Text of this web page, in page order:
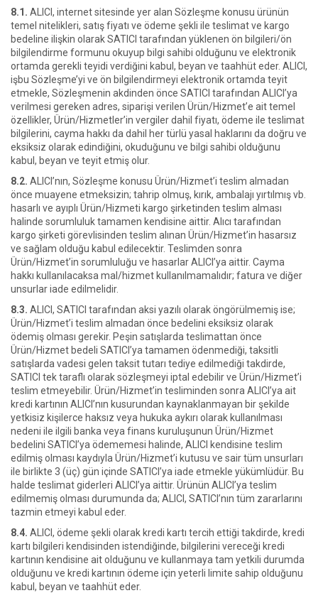
8.1. ALICI, internet sitesinde yer alan Sözleşme konusu ürünün
temel nitelikleri, satış fiyatı ve ödeme şekli ile teslimat ve kargo
bedeline ilişkin olarak SATICI tarafından yüklenen ön bilgileri/ön
bilgilendirme formunu okuyup bilgi sahibi olduğunu ve elektronik
ortamda gerekli teyidi verdiğini kabul, beyan ve taahhüt eder. ALICI,
işbu Sözleşme’yi ve ön bilgilendirmeyi elektronik ortamda teyit
etmekle, Sözleşmenin akdinden önce SATICI tarafından ALICI’ya
verilmesi gereken adres, siparişi verilen Ürün/Hizmet’e ait temel
özellikler, Ürün/Hizmetler’in vergiler dahil fiyatı, ödeme ile teslimat
bilgilerini, cayma hakkı da dahil her türlü yasal haklarını da doğru ve
eksiksiz olarak edindiğini, okuduğunu ve bilgi sahibi olduğunu
kabul, beyan ve teyit etmiş olur.
8.2. ALICI’nın, Sözleşme konusu Ürün/Hizmet’i teslim almadan
önce muayene etmeksizin; tahrip olmuş, kırık, ambalajı yırtılmış vb.
hasarlı ve ayıplı Ürün/Hizmeti kargo şirketinden teslim alması
halinde sorumluluk tamamen kendisine aittir. Alıcı tarafından
kargo şirketi görevlisinden teslim alınan Ürün/Hizmet’in hasarsız
ve sağlam olduğu kabul edilecektir. Teslimden sonra
Ürün/Hizmet’in sorumluluğu ve hasarlar ALICI’ya aittir. Cayma
hakkı kullanılacaksa mal/hizmet kullanılmamalıdır; fatura ve diğer
unsurlar iade edilmelidir.
8.3. ALICI, SATICI tarafından aksi yazılı olarak öngörülmemiş ise;
Ürün/Hizmet’i teslim almadan önce bedelini eksiksiz olarak
ödemiş olması gerekir. Peşin satışlarda teslimattan önce
Ürün/Hizmet bedeli SATICI’ya tamamen ödenmediği, taksitli
satışlarda vadesi gelen taksit tutarı tediye edilmediği takdirde,
SATICI tek taraflı olarak sözleşmeyi iptal edebilir ve Ürün/Hizmet’i
teslim etmeyebilir. Ürün/Hizmet’in tesliminden sonra ALICI’ya ait
kredi kartının ALICI’nın kusurundan kaynaklanmayan bir şekilde
yetkisiz kişilerce haksız veya hukuka aykırı olarak kullanılması
nedeni ile ilgili banka veya finans kuruluşunun Ürün/Hizmet
bedelini SATICI’ya ödememesi halinde, ALICI kendisine teslim
edilmiş olması kaydıyla Ürün/Hizmet’i kutusu ve sair tüm unsurları
ile birlikte 3 (üç) gün içinde SATICI’ya iade etmekle yükümlüdür. Bu
halde teslimat giderleri ALICI’ya aittir. Ürünün ALICI’ya teslim
edilmemiş olması durumunda da; ALICI, SATICI’nın tüm zararlarını
tazmin etmeyi kabul eder.
8.4. ALICI, ödeme şekli olarak kredi kartı tercih ettiği takdirde, kredi
kartı bilgileri kendisinden istendiğinde, bilgilerini vereceği kredi
kartının kendisine ait olduğunu ve kullanmaya tam yetkili durumda
olduğunu ve kredi kartının ödeme için yeterli limite sahip olduğunu
kabul, beyan ve taahhüt eder.